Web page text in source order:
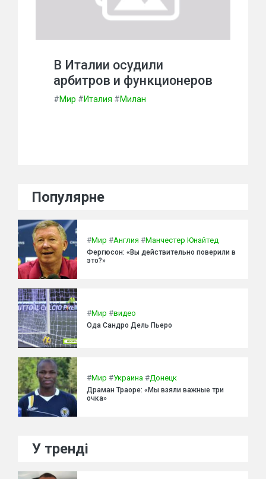
В Италии осудили
арбитров и функционеров
#Мир #Италия #Милан
Популярне
#Мир #Англия #Манчестер Юнайтед
Фергюсон: «Вы действительно поверили в
это?»
#Мир #видео
Ода Сандро Дель Пьеро
#Мир #Украина #Донецк
Драман Траоре: «Мы взяли важные три
очка»
У тренді